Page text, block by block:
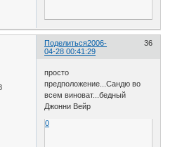
Поделиться 36
2006-
04-28 00:41:29
просто
предположение...Сандю во
всем виноват...бедный
Джонни Вейр
0